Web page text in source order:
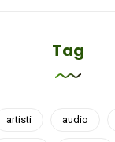
Tag
artisti audio